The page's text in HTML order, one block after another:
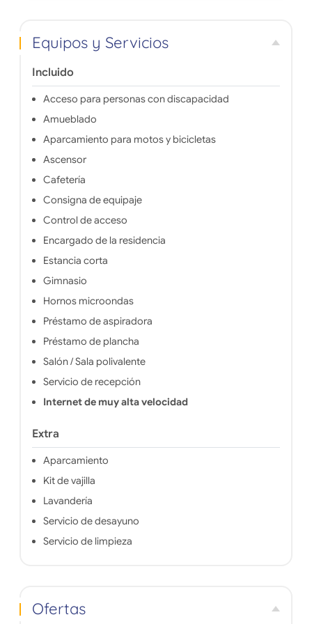
el lugar
Equipos y Servicios
Incluido
Acceso para personas con discapacidad
Amueblado
Aparcamiento para motos y bicicletas
Ascensor
Cafetería
Consigna de equipaje
Control de acceso
Encargado de la residencia
Estancia corta
Gimnasio
Hornos microondas
Préstamo de aspiradora
Préstamo de plancha
Salón / Sala polivalente
Servicio de recepción
Internet de muy alta velocidad
Extra
Aparcamiento
Kit de vajilla
Lavandería
Servicio de desayuno
Servicio de limpieza
Ofertas